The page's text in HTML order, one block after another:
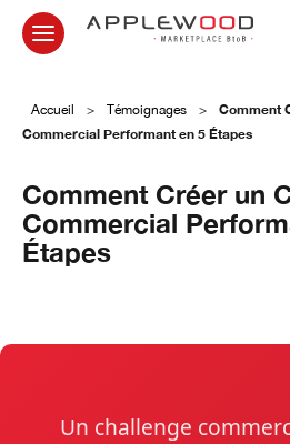
Accueil > Témoignages >
Comment
Commercial Performant en 5 Étapes
Comment Créer un
Commercial
Étapes
Un challenge